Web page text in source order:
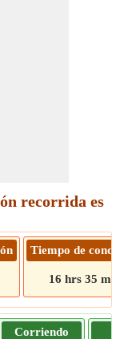
recorrida es
Tiempo de
16 hrs 35 mins
Corriendo